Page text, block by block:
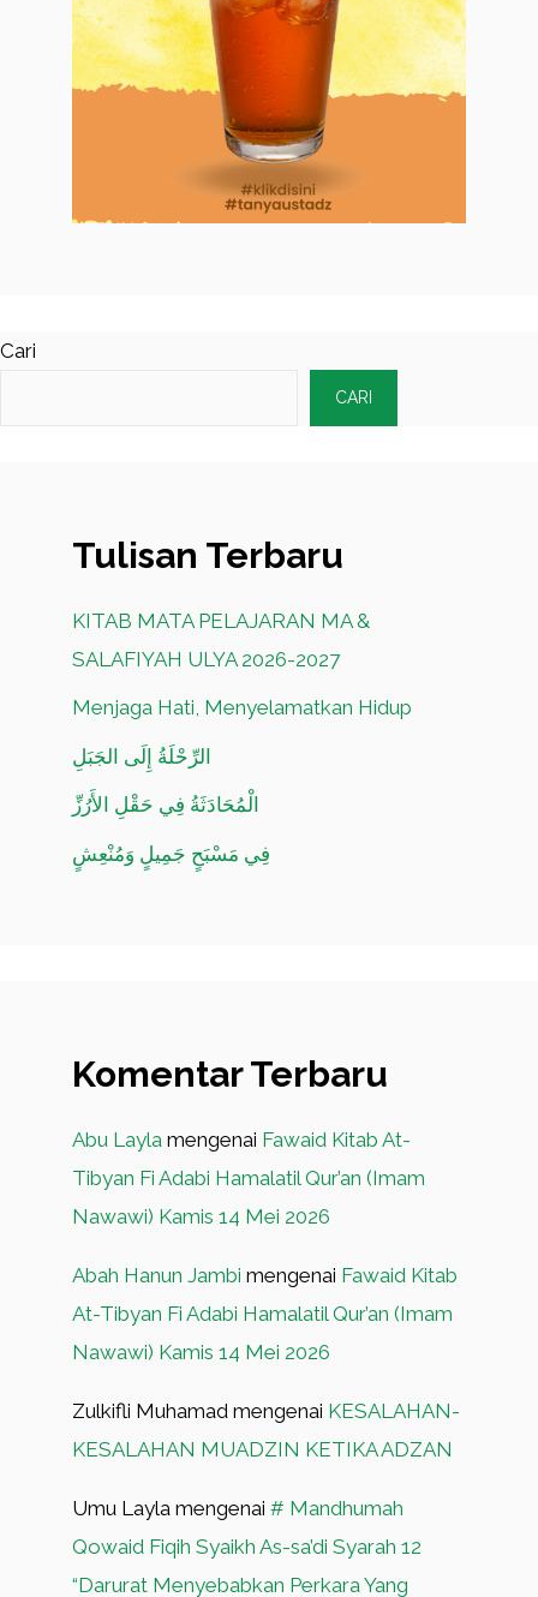
Cari
CARI
Tulisan Terbaru
KITAB MATA PELAJARAN MA &
SALAFIYAH ULYA 2026-2027
Menjaga Hati, Menyelamatkan Hidup
الرِّحْلَةُ إِلَى الجَبَلِ
الْمُحَادَثَةُ فِي حَقْلِ الأَرُزِّ
فِي مَسْبَحٍ جَمِيلٍ وَمُنْعِشٍ
Komentar Terbaru
Abu Layla mengenai Fawaid Kitab At-
Tibyan Fi Adabi Hamalatil Qur’an (Imam
Nawawi) Kamis 14 Mei 2026
Abah Hanun Jambi mengenai Fawaid Kitab
At-Tibyan Fi Adabi Hamalatil Qur’an (Imam
Nawawi) Kamis 14 Mei 2026
Zulkifli Muhamad mengenai KESALAHAN-
KESALAHAN MUADZIN KETIKA ADZAN
Umu Layla mengenai # Mandhumah
Qowaid Fiqih Syaikh As-sa’di Syarah 12
“Darurat Menyebabkan Perkara Yang